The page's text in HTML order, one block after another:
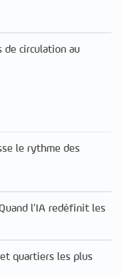
de circulation au
le rythme des
l’IA redéfinit les
quartiers les plus